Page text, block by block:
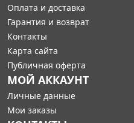
Оплата и доставка
Гарантия и возврат
Контакты
Карта сайта
Публичная оферта
МОЙ АККАУНТ
Личные данные
Мои заказы